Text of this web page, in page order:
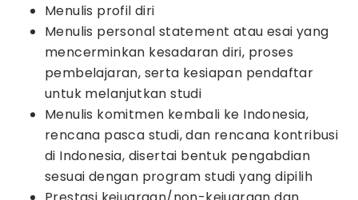
Menulis profil diri
Menulis personal statement atau esai yang
mencerminkan kesadaran diri, proses
pembelajaran, serta kesiapan pendaftar
untuk melanjutkan studi
Menulis komitmen kembali ke Indonesia,
rencana pasca studi, dan rencana kontribusi
di Indonesia, disertai bentuk pengabdian
sesuai dengan program studi yang dipilih